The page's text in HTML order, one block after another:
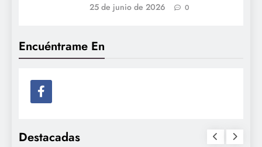
Encuéntrame En
Destacadas
25 de junio de 2026
0